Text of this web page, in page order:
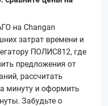
на Changan
затрат времени и
ПОЛИС812, где
предложения от
рассчитать
минуту и оформить
Забудьте о